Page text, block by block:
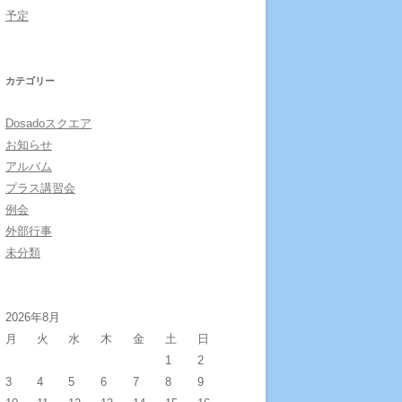
予定
カテゴリー
Dosadoスクエア
お知らせ
アルバム
プラス講習会
例会
外部行事
未分類
2026年8月
月
火 水 木 金 土 日
1
2
3
4 5 6 7 8
9